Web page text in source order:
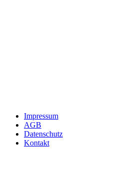
Impressum
AGB
Datenschutz
Kontakt